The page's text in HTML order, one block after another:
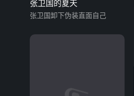
张卫国的夏天
张卫国卸下伪装直面自己